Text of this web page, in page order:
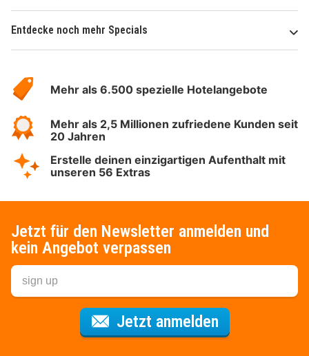
Entdecke noch mehr Specials
Hotelspecials
Mehr als 6.500 spezielle Hotelangebote
Mehr als 2,5 Millionen zufriedene Kunden seit
20 Jahren
Erstelle deinen einzigartigen Aufenthalt mit
unseren 56 Extras
Jetzt für den Newsletter anmelden und
kein Angebot verpassen
Jetzt anmeldenFür den